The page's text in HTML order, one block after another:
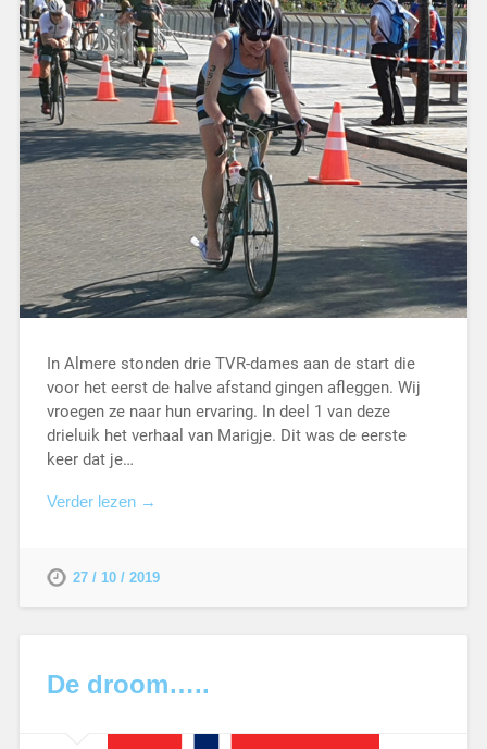
In Almere stonden drie TVR-dames aan de start die
voor het eerst de halve afstand gingen afleggen. Wij
vroegen ze naar hun ervaring. In deel 1 van deze
drieluik het verhaal van Marigje. Dit was de eerste
keer dat je…
Verder lezen →
27 / 10 / 2019
De droom…..